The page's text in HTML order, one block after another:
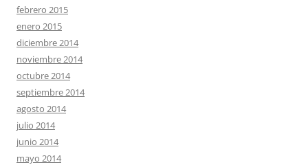
febrero 2015
enero 2015
diciembre 2014
noviembre 2014
octubre 2014
septiembre 2014
agosto 2014
julio 2014
junio 2014
mayo 2014